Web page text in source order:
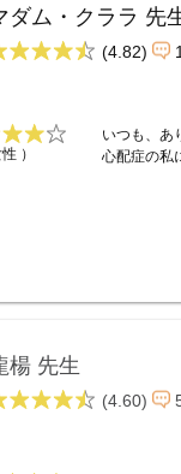
ダム・クララ 先
(4.82)
）
いつも、あ
心配症の私
楊 先生
(4.60)